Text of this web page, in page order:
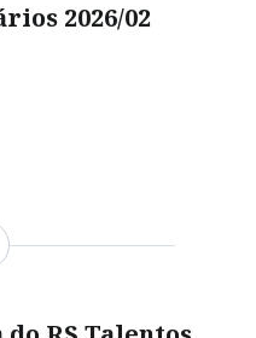
2026/02